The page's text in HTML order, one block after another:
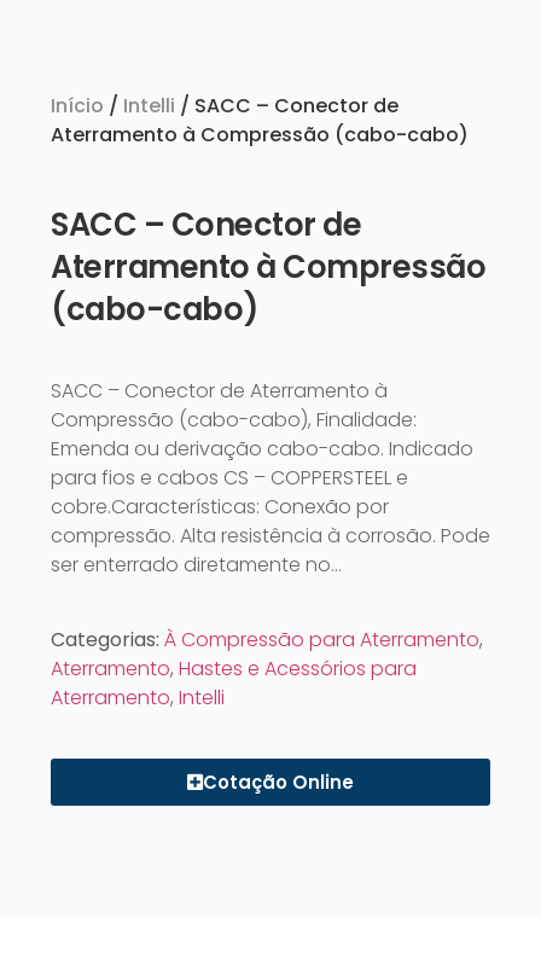
Início / Intelli / SACC – Conector de
Aterramento à Compressão (cabo-cabo)
SACC – Conector de
Aterramento à Compressão
(cabo-cabo)
SACC – Conector de Aterramento à
Compressão (cabo-cabo), Finalidade:
Emenda ou derivação cabo-cabo. Indicado
para fios e cabos CS – COPPERSTEEL e
cobre.Características: Conexão por
compressão. Alta resistência à corrosão. Pode
ser enterrado diretamente no…
Categorias: À Compressão para Aterramento,
Aterramento, Hastes e Acessórios para
Aterramento, Intelli
Cotação Online